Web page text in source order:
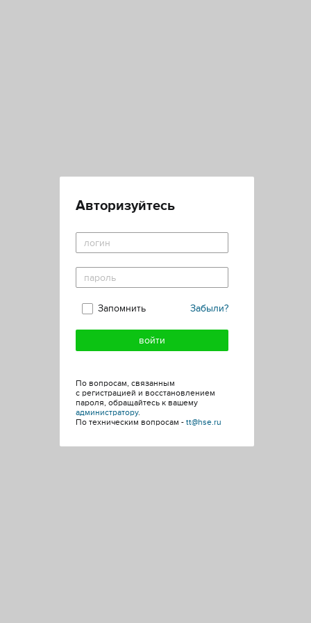
Авторизуйтесь
Забыли?
Запомнить
По вопросам, связанным
с регистрацией и восстановлением
пароля, обращайтесь к вашему
администратору.
По техническим вопросам - tt@hse.ru